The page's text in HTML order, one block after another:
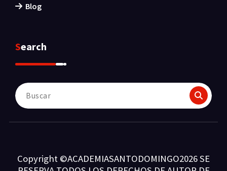
Blog
Search
Buscar:
Copyright ©ACADEMIASANTODOMINGO2026 SE